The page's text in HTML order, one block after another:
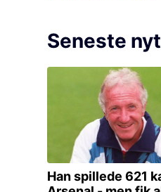
Seneste nyt